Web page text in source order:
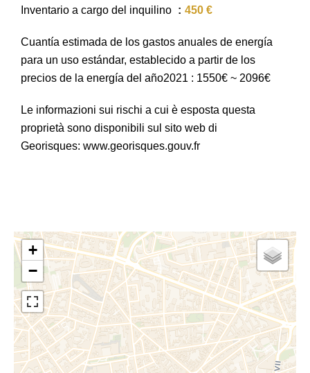
Inventario a cargo del inquilino 450 €
Cuantía estimada de los gastos anuales de energía
para un uso estándar, establecido a partir de los
precios de la energía del año2021 : 1550€ ~ 2096€
Le informazioni sui rischi a cui è esposta questa
proprietà sono disponibili sul sito web di
Georisques: www.georisques.gouv.fr
+
−